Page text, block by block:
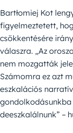
Bartłomiej Kot
figyelmeztetett,
csökkentésére
válaszra. „Az
nem mozgatták
Számomra ez azt
eszkalációs
deeszkalálnunk” –